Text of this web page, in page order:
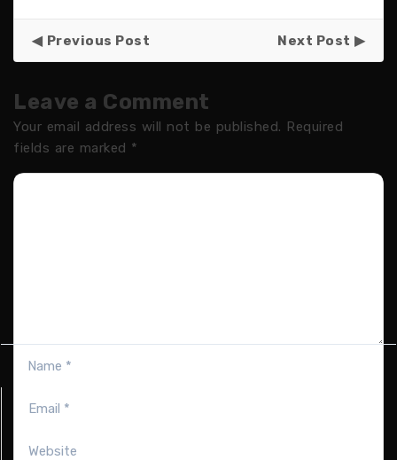
Previous Post Next Post
Leave a Comment
Your email address will not be published. Required
fields are marked *